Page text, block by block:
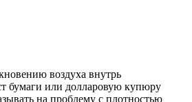
воздуха внутрь
бумаги или долларовую купюру
на проблему с плотностью